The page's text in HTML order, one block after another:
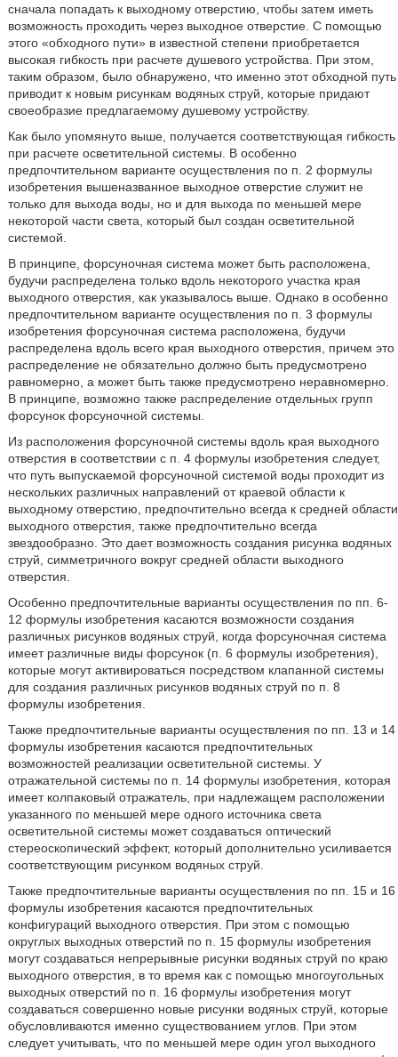
сначала попадать к выходному отверстию, чтобы затем иметь
возможность проходить через выходное отверстие. С помощью
этого «обходного пути» в известной степени приобретается
высокая гибкость при расчете душевого устройства. При этом,
таким образом, было обнаружено, что именно этот обходной путь
приводит к новым рисункам водяных струй, которые придают
своеобразие предлагаемому душевому устройству.
Как было упомянуто выше, получается соответствующая гибкость
при расчете осветительной системы. В особенно
предпочтительном варианте осуществления по п. 2 формулы
изобретения вышеназванное выходное отверстие служит не
только для выхода воды, но и для выхода по меньшей мере
некоторой части света, который был создан осветительной
системой.
В принципе, форсуночная система может быть расположена,
будучи распределена только вдоль некоторого участка края
выходного отверстия, как указывалось выше. Однако в особенно
предпочтительном варианте осуществления по п. 3 формулы
изобретения форсуночная система расположена, будучи
распределена вдоль всего края выходного отверстия, причем это
распределение не обязательно должно быть предусмотрено
равномерно, а может быть также предусмотрено неравномерно.
В принципе, возможно также распределение отдельных групп
форсунок форсуночной системы.
Из расположения форсуночной системы вдоль края выходного
отверстия в соответствии с п. 4 формулы изобретения следует,
что путь выпускаемой форсуночной системой воды проходит из
нескольких различных направлений от краевой области к
выходному отверстию, предпочтительно всегда к средней области
выходного отверстия, также предпочтительно всегда
звездообразно. Это дает возможность создания рисунка водяных
струй, симметричного вокруг средней области выходного
отверстия.
Особенно предпочтительные варианты осуществления по пп. 6-
12 формулы изобретения касаются возможности создания
различных рисунков водяных струй, когда форсуночная система
имеет различные виды форсунок (п. 6 формулы изобретения),
которые могут активироваться посредством клапанной системы
для создания различных рисунков водяных струй по п. 8
формулы изобретения.
Также предпочтительные варианты осуществления по пп. 13 и 14
формулы изобретения касаются предпочтительных
возможностей реализации осветительной системы. У
отражательной системы по п. 14 формулы изобретения, которая
имеет колпаковый отражатель, при надлежащем расположении
указанного по меньшей мере одного источника света
осветительной системы может создаваться оптический
стереоскопический эффект, который дополнительно усиливается
соответствующим рисунком водяных струй.
Также предпочтительные варианты осуществления по пп. 15 и 16
формулы изобретения касаются предпочтительных
конфигураций выходного отверстия. При этом с помощью
округлых выходных отверстий по п. 15 формулы изобретения
могут создаваться непрерывные рисунки водяных струй по краю
выходного отверстия, в то время как с помощью многоугольных
выходных отверстий по п. 16 формулы изобретения могут
создаваться совершенно новые рисунки водяных струй, которые
обусловливаются именно существованием углов. При этом
следует учитывать, что по меньшей мере один угол выходного